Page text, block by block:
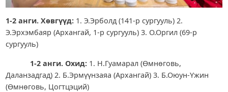
1-2 анги. Хөвгүүд:1. Э.Эрболд (141-р сургууль) 2.
Э.Эрхэмбаяр (Архангай, 1-р сургууль) 3. О.Оргил (69-р
сургууль)
1-2 анги. Охид:1. Н.Гуамарал (Өмнөговь,
Даланзадгад) 2. Б.Эрмүүнзаяа (Архангай) 3. Б.Оюун-Үжин
(Өмнөговь, Цогтцэций)